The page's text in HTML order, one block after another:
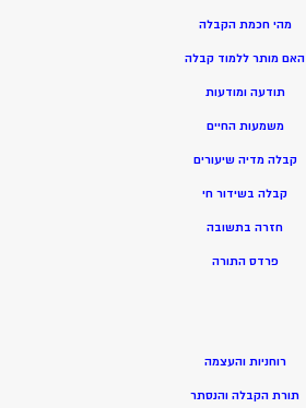
מהי חכמת הקבלה
האם מותר ללמוד קבלה
תודעה ומודעות
משמעות החיים
קבלה מדיה שיעורים
קבלה בשידור חי
חזרה בתשובה
פרדס התורה
רוחניות והעצמה
תורת הקבלה והנסתר